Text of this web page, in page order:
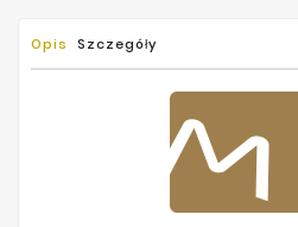
Opis Szczegóły